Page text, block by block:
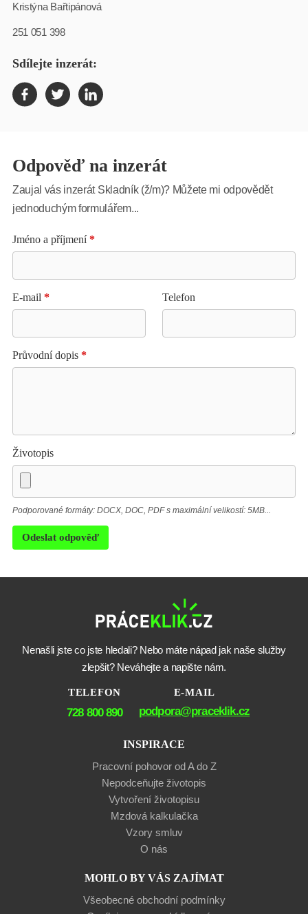
Kristýna Bařtipánová
251 051 398
Sdílejte inzerát:
Odpověď na inzerát
Zaujal vás inzerát Skladník (ž/m)? Můžete mi odpovědět
jednoduchým formulářem...
Jméno a příjmení *
E-mail * Telefon
Průvodní dopis *
Životopis
Podporované formáty: DOCX, DOC, PDF s maximální velikostí: 5MB...
Odeslat odpověď
Nenašli jste co jste hledali? Nebo máte nápad jak naše služby
zlepšit? Neváhejte a napište nám.
TELEFON
728 800 890
E-MAIL
podpora@praceklik.cz
INSPIRACE
Pracovní pohovor od A do Z
Nepodceňujte životopis
Vytvoření životopisu
Mzdová kalkulačka
Vzory smluv
O nás
MOHLO BY VÁS ZAJÍMAT
Všeobecné obchodní podmínky